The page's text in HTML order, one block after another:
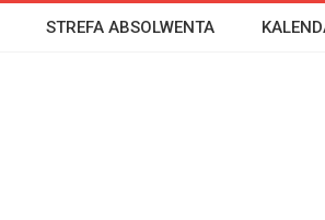
STREFA ABSOLWENTA